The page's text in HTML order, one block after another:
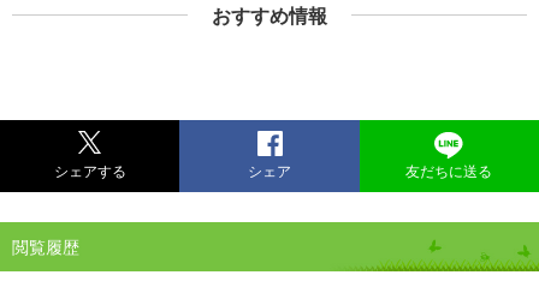
おすすめ情報
シェアする シェア 友だちに送る
閲覧履歴